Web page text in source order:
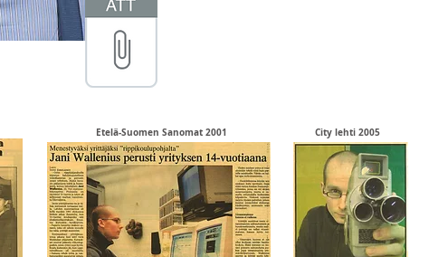
Etelä-Suomen Sanomat 2001 City lehti 2005